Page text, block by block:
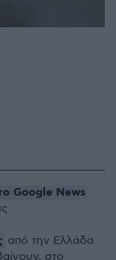
Google News
από την Ελλάδα
στο